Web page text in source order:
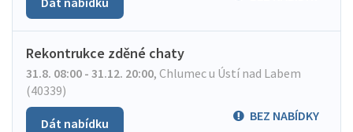
Rekontrukce zděné chaty
31.8. 08:00 - 31.12. 20:00, Chlumec u Ústí nad Labem
(40339)
BEZ NABÍDKY
Dát nabídku